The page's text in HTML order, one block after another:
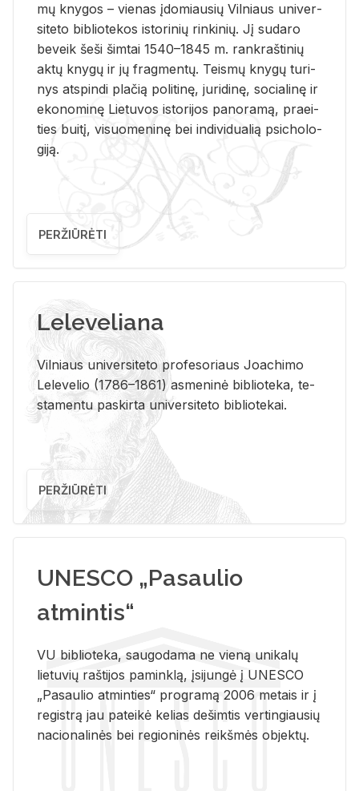
mų kny­gos – vie­nas įdo­miau­sių Vil­niaus uni­ver­
si­te­to bi­b­lio­te­kos is­to­ri­nių rin­ki­nių. Jį su­da­ro
be­veik šeši šim­tai 1540–1845 m. rank­raš­ti­nių
aktų kny­gų ir jų frag­men­tų. Teis­mų kny­gų tu­ri­
nys at­spin­di pla­čią po­li­ti­nę, ju­ri­di­nę, so­cia­li­nę ir
eko­no­mi­nę Lie­tu­vos is­to­ri­jos pa­no­ra­mą, pra­ei­
ties bui­tį, vi­suo­me­ni­nę bei in­di­vi­dua­lią psi­cho­lo­
gi­ją.
PERŽIŪRĖTI
Leleveliana
Vil­niaus uni­ver­si­te­to pro­fe­so­riaus Jo­a­chi­mo
Le­le­ve­lio (1786–1861) as­me­ni­nė bi­b­lio­te­ka, te­
sta­men­tu pa­skir­ta uni­ver­si­te­to bi­b­lio­te­kai.
PERŽIŪRĖTI
UNESCO „Pasaulio
atmintis“
VU biblioteka, saugodama ne vieną unikalų
lietuvių raštijos paminklą, įsijungė į UNESCO
„Pasaulio atminties“ programą 2006 metais ir į
registrą jau pateikė kelias dešimtis vertingiausių
nacionalinės bei regioninės reikšmės objektų.